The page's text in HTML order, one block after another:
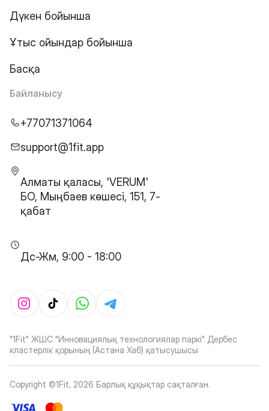
Дүкен бойынша
Ұтыс ойындар бойынша
Басқа
Байланысу
+77071371064
support@1fit.app
Алматы қаласы, 'VERUM'
БО, Мыңбаев көшесі, 151, 7-
қабат
Дс-Жм, 9:00 - 18:00
"1Fit" ЖШС "Инновациялық технологиялар паркі" Дербес
кластерлік қорының (Астана Хаб) қатысушысы
Copyright ©1Fit, 2026 Барлық құқықтар сақталған.